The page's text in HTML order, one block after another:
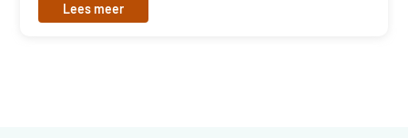
Lees meer